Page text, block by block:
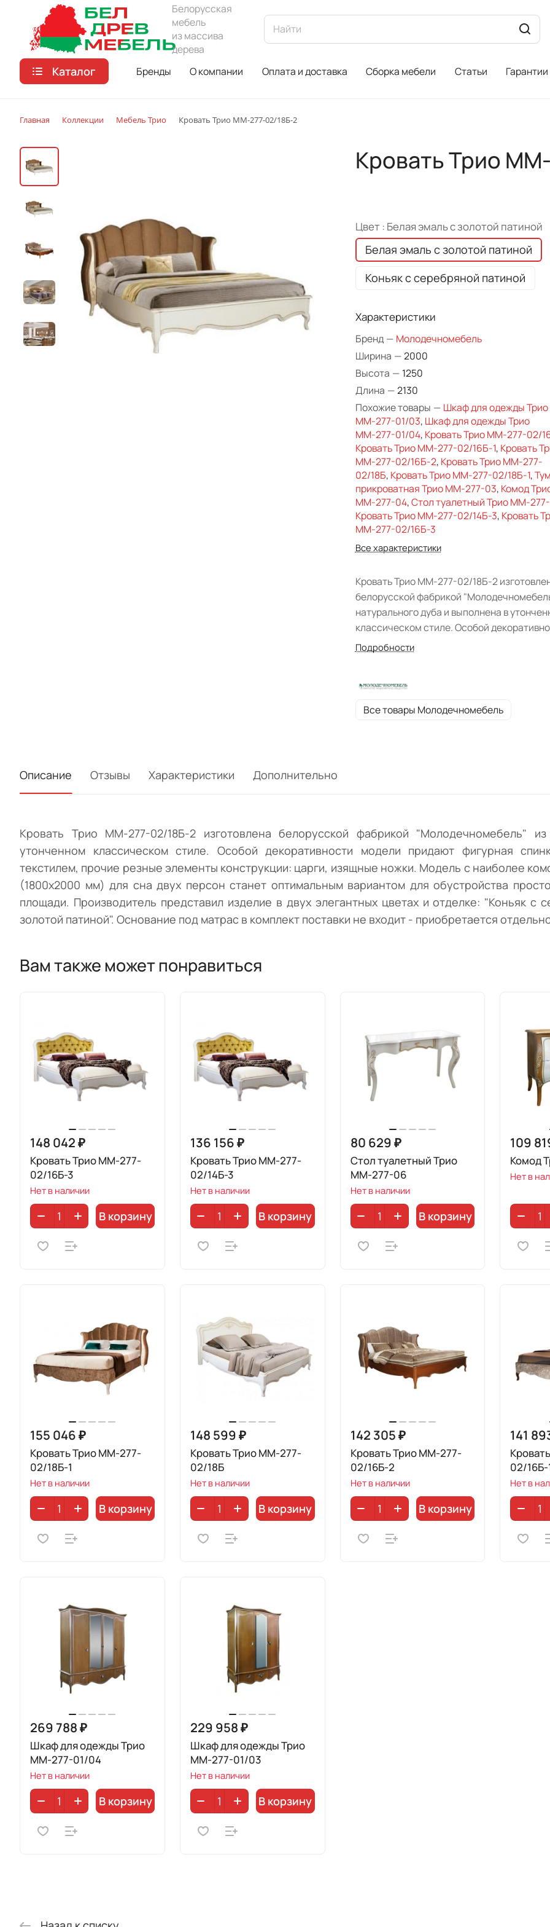
Белорусская
мебель
из массива
дерева
Каталог Бренды О компании Оплата и доставка Сборка мебели Статьи Гарантии
Главная Коллекции Мебель Трио Кровать Трио ММ-277-02/18Б-2
Кровать Трио
Цвет : Белая эмаль с золотой патиной
Белая эмаль с золотой патиной
Коньяк с серебряной патиной
Характеристики
Бренд — Молодечномебель
Ширина —2000
Высота — 1250
Длина —2130
Похожие товары — Шкаф для одежды Трио
ММ-277-01/03, Шкаф для одежды Трио
ММ-277-01/04, Кровать Трио ММ-277-02/
Кровать Трио ММ-277-02/16Б-1, Кровать
ММ-277-02/16Б-2, Кровать Трио ММ-277-
02/18Б, Кровать Трио ММ-277-02/18Б-1,
прикроватная Трио ММ-277-03, Комод
ММ-277-04,Стол туалетный Трио ММ-
Кровать Трио ММ-277-02/14Б-3, Кровать
ММ-277-02/16Б-3
Все характеристики
Кровать Трио ММ-277-02/18Б-2
белорусской фабрикой
натурального дуба и выполнена в
классическом стиле. Особой
модели придают фигурная спинка
изящные ножки.
Подробности
Все товары Молодечномебель
Описание Отзывы Характеристики Дополнительно
Кровать Трио ММ-277-02/18Б-2 изготовлена белорусской фабрикой "Молодечномебель"
утонченном классическом стиле. Особой декоративности модели придают фигурная
текстилем, прочие резные элементы конструкции: царги, изящные ножки. Модель с наиболее
(1800х2000 мм) для сна двух персон станет оптимальным вариантом для обустройства
площади. Производитель представил изделие в двух элегантных цветах и отделке: "Коньяк с
золотой патиной". Основание под матрас в комплект поставки не входит - приобретается
Вам также может понравиться
148 042 ₽
Кровать Трио ММ-277-
02/16Б-3
Нет в наличии
В корзину
136 156 ₽
Кровать Трио ММ-277-
02/14Б-3
Нет в наличии
В корзину
80 629 ₽
Стол туалетный Трио
ММ-277-06
Нет в наличии
В корзину
109
Комод
Нет в
155 046 ₽
Кровать Трио ММ-277-
02/18Б-1
Нет в наличии
В корзину
148 599 ₽
Кровать Трио ММ-277-
02/18Б
Нет в наличии
В корзину
142 305 ₽
Кровать Трио ММ-277-
02/16Б-2
Нет в наличии
В корзину
141
02/16Б-
Нет в
269 788 ₽
Шкаф для одежды Трио
ММ-277-01/04
Нет в наличии
В корзину
229 958 ₽
Шкаф для одежды Трио
ММ-277-01/03
Нет в наличии
В корзину